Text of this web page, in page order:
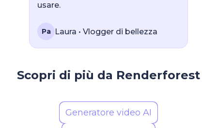
usare.
Pa Laura • Vlogger di bellezza
Scopri di più da Renderforest
Generatore video AI